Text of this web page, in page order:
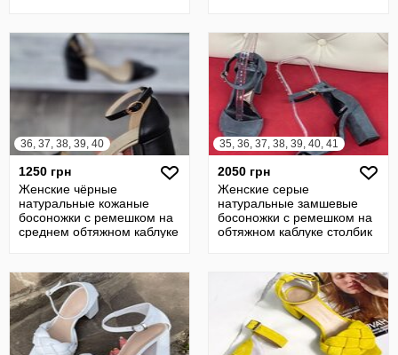
36, 37, 38, 39, 40
1250 грн
Женские чёрные
натуральные кожаные
босоножки с ремешком на
среднем обтяжном каблуке
35, 36, 37, 38, 39, 40, 41
2050 грн
Женские серые
натуральные замшевые
босоножки с ремешком на
обтяжном каблуке столбик